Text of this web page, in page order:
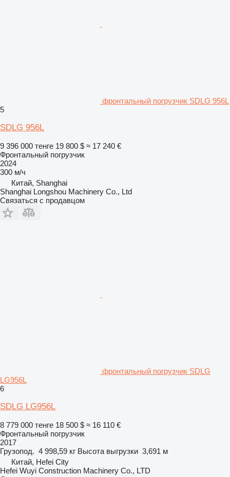
фронтальный погрузчик SDLG 956L
5
SDLG 956L
9 396 000 тенге 19 800 $ ≈ 17 240 €
Фронтальный погрузчик
2024
300 м/ч
Китай, Shanghai
Shanghai Longshou Machinery Co., Ltd
Связаться с продавцом
фронтальный погрузчик SDLG
LG956L
6
SDLG LG956L
8 779 000 тенге 18 500 $ ≈ 16 110 €
Фронтальный погрузчик
2017
Грузопод. 4 998,59 кг Высота выгрузки 3,691 м
Китай, Hefei City
Hefei Wuyi Construction Machinery Co., LTD